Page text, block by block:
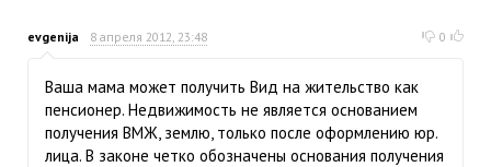
evgenija 8 апреля 2012, 23:48 0
Ваша мама может получить Вид на жительство как
пенсионер. Недвижимость не является основанием
получения ВМЖ, землю, только после оформлению юр.
лица. В законе четко обозначены основания получения